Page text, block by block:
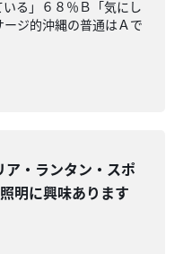
る」６８％Ｂ「気にし
ジ的沖縄の普通はＡで
ア・ランタン・スポ
明に興味あります